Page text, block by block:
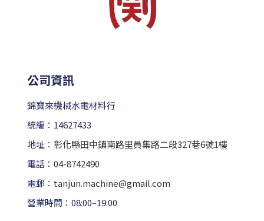
公司資訊
錦寶來機械水電材料行
統編：14627433
地址： 彰化縣田中鎮南路里員集路二段327巷6號1樓
電話： 04-8742490
電郵： tanjun.machine@gmail.com
營業時間：08:00–19:00